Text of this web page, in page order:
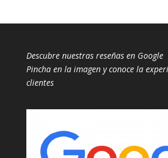
Descubre nuestras reseñas en Google
Pincha en la imagen y conoce la
clientes